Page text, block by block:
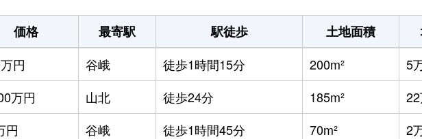
価格 最寄駅 駅徒歩 土地面積
円 谷峨 徒歩1時間15分 200m²
5
万円 山北 徒歩24分 185m²
円 谷峨 徒歩1時間45分 70m²
2